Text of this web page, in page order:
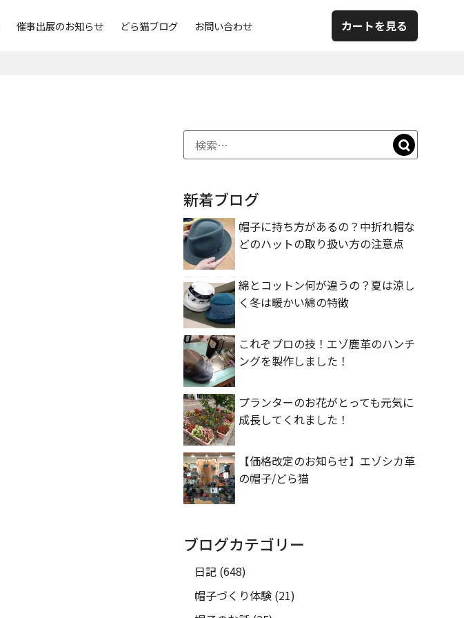
催事出展のお知らせ どら猫ブログ お問い合わせ カートを見る
新着ブログ
帽子に持ち方があるの？中折れ帽な
どのハットの取り扱い方の注意点
綿とコットン何が違うの？夏は涼し
く冬は暖かい綿の特徴
これぞプロの技！エゾ鹿革のハンチ
ングを製作しました！
プランターのお花がとっても元気に
成長してくれました！
【価格改定のお知らせ】エゾシカ革
の帽子/どら猫
ブログカテゴリー
日記(648)
帽子づくり体験(21)